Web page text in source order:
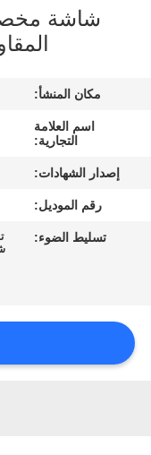
مراقبة
الجودة
اطلب
اقتباس
مكان المنشأ:
اسم العلامة
التجارية:
إصدار الشهادات:
رقم الموديل:
تسليط الضوء: